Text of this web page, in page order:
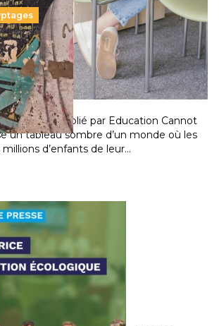
victimes de la guerre, des
et des déplacements de
mondial publié par Education Cannot
un tableau sombre d’un monde où les
d’enfants de leur…